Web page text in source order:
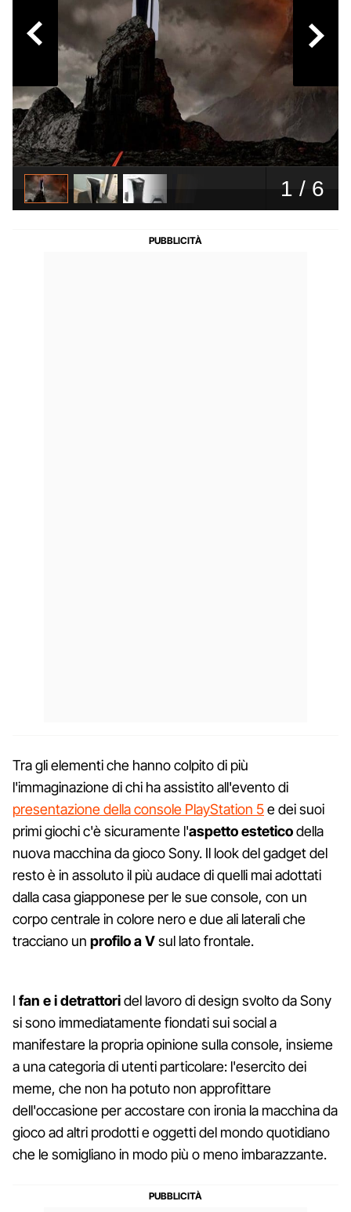
Tra gli elementi che hanno colpito di più
l'immaginazione di chi ha assistito all'evento di
presentazione della console PlayStation 5e dei suoi
primi giochi c'è sicuramente l'aspetto esteticodella
nuova macchina da gioco Sony. Il look del gadget del
resto è in assoluto il più audace di quelli mai adottati
dalla casa giapponese per le sue console, con un
corpo centrale in colore nero e due ali laterali che
tracciano un profilo a Vsul lato frontale.
I fan e i detrattoridel lavoro di design svolto da Sony
si sono immediatamente fiondati sui social a
manifestare la propria opinione sulla console, insieme
a una categoria di utenti particolare: l'esercito dei
meme, che non ha potuto non approfittare
dell'occasione per accostare con ironia la macchina da
gioco ad altri prodotti e oggetti del mondo quotidiano
che le somigliano in modo più o meno imbarazzante.